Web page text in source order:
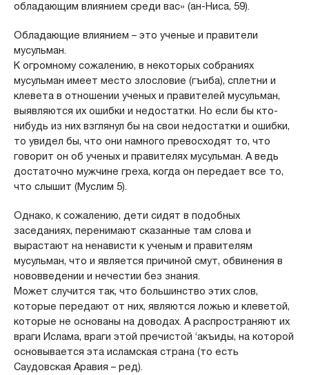
обладающим влиянием среди вас» (ан-Ниса, 59).
Обладающие влиянием – это ученые и правители
мусульман.
К огромному сожалению, в некоторых собраниях
мусульман имеет место злословие (гъиба), сплетни и
клевета в отношении ученых и правителей мусульман,
выявляются их ошибки и недостатки. Но если бы кто-
нибудь из них взглянул бы на свои недостатки и ошибки,
то увидел бы, что они намного превосходят то, что
говорит он об ученых и правителях мусульман. А ведь
достаточно мужчине греха, когда он передает все то,
что слышит (Муслим 5).
Однако, к сожалению, дети сидят в подобных
заседаниях, перенимают сказанные там слова и
вырастают на ненависти к ученым и правителям
мусульман, что и является причиной смут, обвинения в
нововведении и нечестии без знания.
Может случится так, что большинство этих слов,
которые передают от них, являются ложью и клеветой,
которые не основаны на доводах. А распространяют их
враги Ислама, враги этой пречистой ‘акъиды, на которой
основывается эта исламская страна (то есть
Саудовская Аравия – ред).